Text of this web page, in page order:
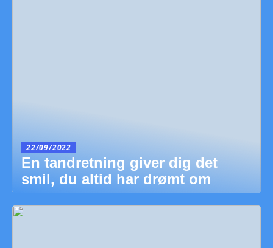
22/09/2022
En tandretning giver dig det
smil, du altid har drømt om